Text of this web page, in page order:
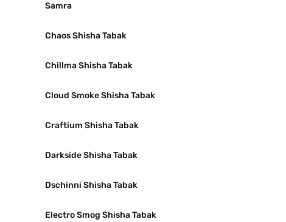
Samra
Chaos Shisha Tabak
Chillma Shisha Tabak
Cloud Smoke Shisha Tabak
Craftium Shisha Tabak
Darkside Shisha Tabak
Dschinni Shisha Tabak
Electro Smog Shisha Tabak